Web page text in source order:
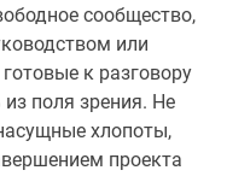
сообщество,
или
к разговору
поля зрения. Не
хлопоты,
проекта